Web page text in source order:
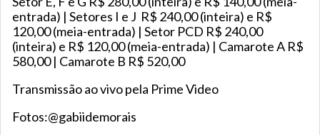
entrada) | Setores I e J R$ 240,00 (inteira) e R$
120,00 (meia-entrada) | Setor PCD R$ 240,00
(inteira) e R$ 120,00 (meia-entrada) | Camarote A R$
580,00 | Camarote B R$ 520,00
Transmissão ao vivo pela Prime Video
Fotos:@gabiidemorais